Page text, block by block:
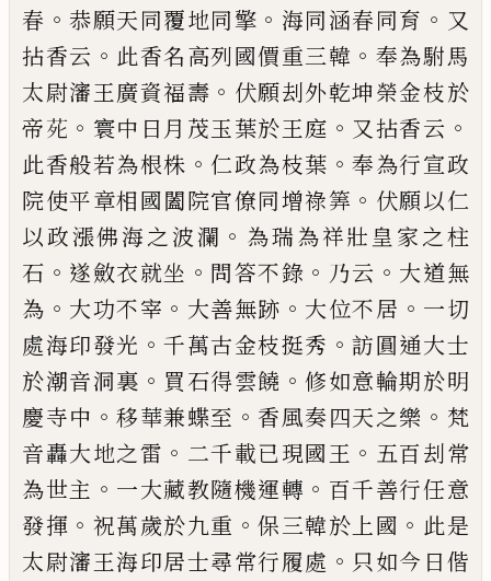
春 。恭願天同覆地同擎 。 海同涵春同育 。 又
拈香云 。 此香名高列國價重三韓 。 奉為駙馬
太尉瀋王廣資福壽 。 伏願刦外乾坤榮金枝於
帝𫟍 。 寰中日月茂玉葉於王庭 。 又拈香云 。
此香般若為根株 。 仁政為枝葉 。奉為行宣政
院使平章相國闔院官僚同增祿筭 。 伏願以仁
以政漲佛海之波瀾 。 為瑞為祥壯皇家之柱
石 。 遂斂衣就坐 。 問答不錄 。 乃云 。 大道無
為 。 大功不宰 。 大善無跡 。 大位不居 。 一切
處海印發光 。千萬古金枝挺秀 。訪圓通大士
於潮音洞裏 。 買石得雲饒 。修如意輪期於明
慶寺中 。移華兼蝶至 。 香風奏四天之樂 。 梵
音轟大地之雷 。 二千載已現國王 。 五百刦常
為世主 。 一大藏教隨機運轉 。 百千善行任意
發揮 。 祝萬歲於九重 。保三韓於 上國 。 此是
太尉瀋王海印居士尋常行履處 。 只如今 日偕